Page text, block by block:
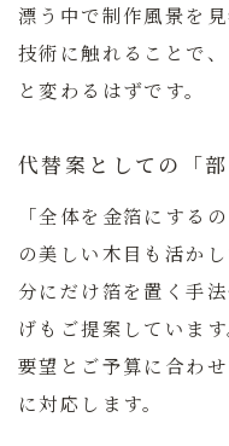
漂う中で制作風景を
技術に触れることで
と変わるはずです。
代替案としての「
「全体を金箔にする
の美しい木目も活か
分にだけ箔を置く手
げもご提案していま
要望とご予算に合わ
に対応します。